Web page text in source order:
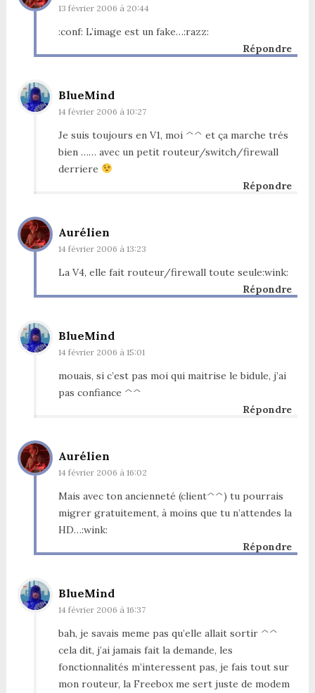
13 février 2006 à 20:44
:conf: L’image est un fake…:razz:
Répondre
BlueMind
14 février 2006 à 10:27
Je suis toujours en V1, moi ^^ et ça marche trés
bien …… avec un petit routeur/switch/firewall
derriere
Répondre
Aurélien
14 février 2006 à 13:23
La V4, elle fait routeur/firewall toute seule:wink:
Répondre
BlueMind
14 février 2006 à 15:01
mouais, si c’est pas moi qui maitrise le bidule, j’ai
pas confiance ^^
Répondre
Aurélien
14 février 2006 à 16:02
Mais avec ton ancienneté (client^^) tu pourrais
migrer gratuitement, à moins que tu n’attendes la
HD…:wink:
Répondre
BlueMind
14 février 2006 à 16:37
bah, je savais meme pas qu’elle allait sortir ^^
cela dit, j’ai jamais fait la demande, les
fonctionnalités m’interessent pas, je fais tout sur
mon routeur, la Freebox me sert juste de modem